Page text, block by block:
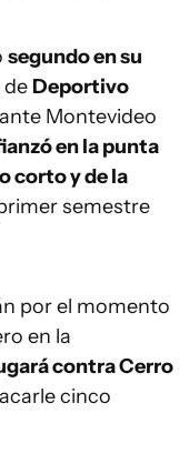
segundo en su
de Deportivo
Montevideo
en la punta
corto y de la
semestre
por el momento
en la
contra Cerro
cinco